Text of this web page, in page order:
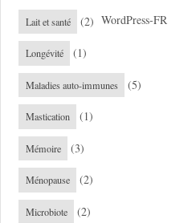
Lait et santé (2)
Longévité (1)
Maladies auto-immunes (5)
Mastication (1)
Mémoire (3)
Ménopause (2)
Microbiote (2)
WordPress-FR